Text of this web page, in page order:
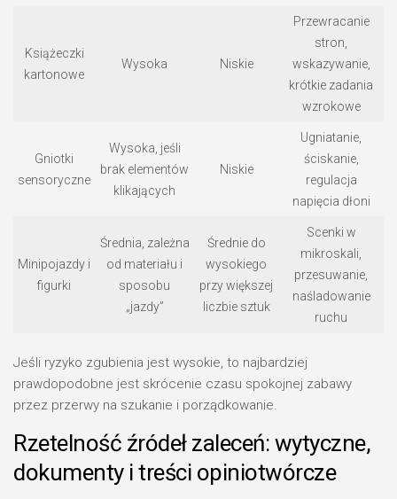
Książeczki
kartonowe
Wysoka Niskie
Przewracanie
stron,
wskazywanie,
krótkie zadania
wzrokowe
Gniotki
sensoryczne
Wysoka, jeśli
brak elementów
klikających
Niskie
Ugniatanie,
ściskanie,
regulacja
napięcia dłoni
Minipojazdy i
figurki
Średnia, zależna
od materiału i
sposobu
„jazdy”
Średnie do
wysokiego
przy większej
liczbie sztuk
Scenki w
mikroskali,
przesuwanie,
naśladowanie
ruchu
Jeśli ryzyko zgubienia jest wysokie, to najbardziej
prawdopodobne jest skrócenie czasu spokojnej zabawy
przez przerwy na szukanie i porządkowanie.
Rzetelność źródeł zaleceń: wytyczne,
dokumenty i treści opiniotwórcze